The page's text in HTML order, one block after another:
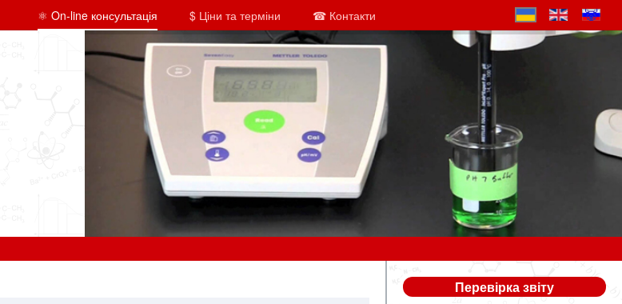
⚛ On-line консультація $ Ціни та терміни ☎ Контакти
Перевірка звіту